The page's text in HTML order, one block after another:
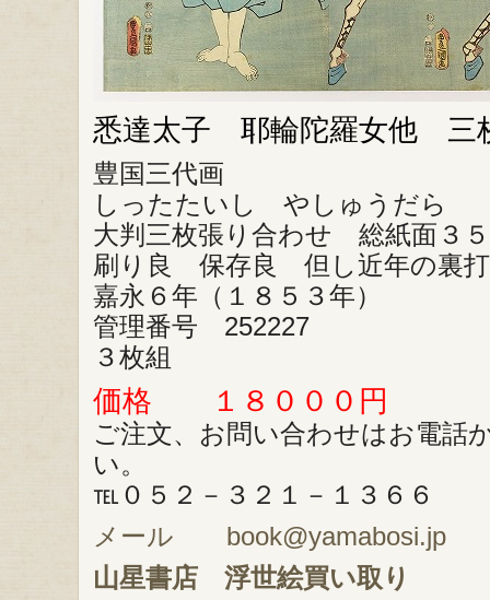
悉達太子 耶輪陀羅女他 三
豊国三代画
しったたいし やしゅうだら
大判三枚張り合わせ 総紙面３
刷り良 保存良 但し近年の裏
嘉永６年（１８５３年）
管理番号 252227
３枚組
価格 １８０００円
ご注文、お問い合わせはお電話
い。
℡０５２－３２１－１３６６
メール book@yamabosi.jp
山星書店
浮世絵買い取り